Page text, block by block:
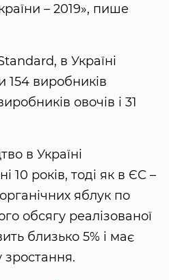
– 2019», пише
в Україні
154 виробників
овочів і 31
в Україні
10 років, тоді як в ЄС –
яблук по
обсягу реалізованої
близько 5% і має
зростання.